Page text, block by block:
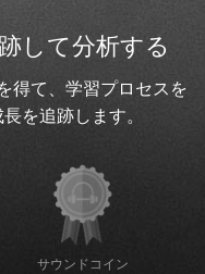
して分析する
得て、学習プロセスを
を追跡します。
サウンドコイン